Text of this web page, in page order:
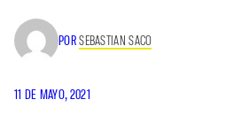
PORSEBASTIAN SACO
11 DE MAYO, 2021